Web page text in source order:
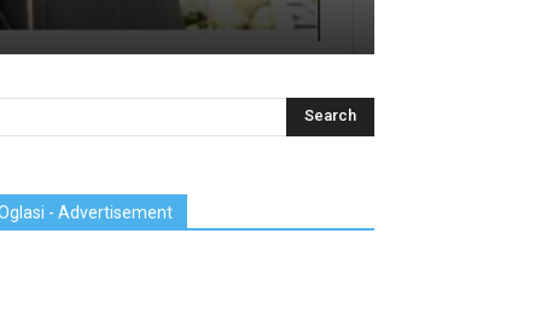
- Advertisement